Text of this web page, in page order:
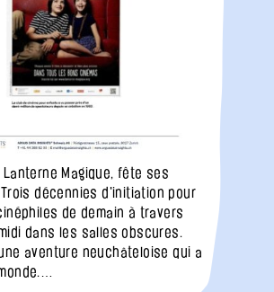
Lanterne Magique, fête ses
décennies d'initiation pour
de demain à travers
dans les salles obscures.
aventure neuchâteloise qui a